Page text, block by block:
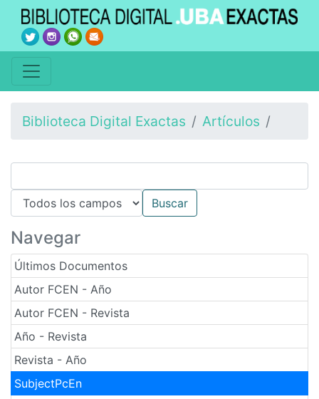
Biblioteca Digital Exactas Artículos
Navegar
Últimos Documentos
Autor FCEN - Año
Autor FCEN - Revista
Año - Revista
Revista - Año
SubjectPcEn